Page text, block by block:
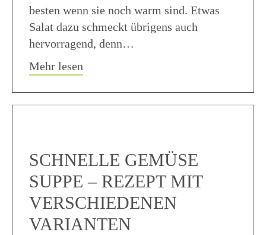
besten wenn sie noch warm sind. Etwas
Salat dazu schmeckt übrigens auch
hervorragend, denn…
Mehr lesen
SCHNELLE GEMÜSE
SUPPE – REZEPT MIT
VERSCHIEDENEN
VARIANTEN